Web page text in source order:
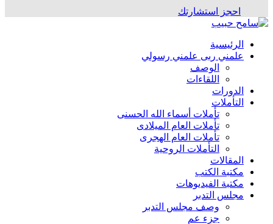
احجز استشارتك
الرئيسية
علمني ربى علمني رسولي
الوصف
اللقاءات
الدورات
التأملات
تأملات أسماء الله الحسنى
تأملات العام الميلادى
تأملات العام الهجرى
التأملات الروحية
المقالات
مكتبة الكتب
مكتبة الفيديوهات
مجلس التدبر
وصف مجلس التدبر
جزء عم